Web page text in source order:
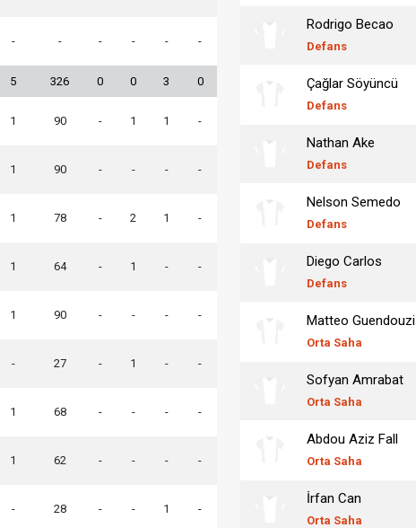
- - - - - -
5 326 0 0 3 0
1 90 - 1 1 -
1 90 - - - -
1 78 - 2 1 -
1 64 - 1 - -
1 90 - - - -
- 27 - 1 - -
1 68 - - - -
1 62 - - - -
- 28 - - 1 -
Rodrigo Becao
Defans
Çağlar Söyüncü
Defans
Nathan Ake
Defans
Nelson Semedo
Defans
Diego Carlos
Defans
Matteo Guendouzi
Orta Saha
Sofyan Amrabat
Orta Saha
Abdou Aziz Fall
Orta Saha
İrfan Can
Orta Saha